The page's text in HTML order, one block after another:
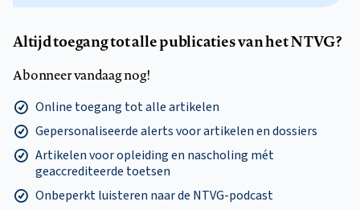
Altijd toegang tot alle publicaties van het NTVG?
Abonneer vandaag nog!
Online toegang tot alle artikelen
Gepersonaliseerde alerts voor artikelen en dossiers
Artikelen voor opleiding en nascholing mét
geaccrediteerde toetsen
Onbeperkt luisteren naar de NTVG-podcast